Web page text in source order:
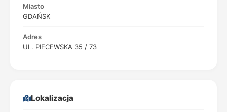
Miasto
GDAŃSK
Adres
UL. PIECEWSKA 35 / 73
Lokalizacja